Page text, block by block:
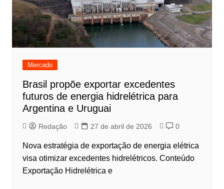
Mercado
Brasil propõe exportar excedentes
futuros de energia hidrelétrica para
Argentina e Uruguai
Redação 27 de abril de 2026 0
Nova estratégia de exportação de energia elétrica
visa otimizar excedentes hidrelétricos. Conteúdo
Exportação Hidrelétrica e